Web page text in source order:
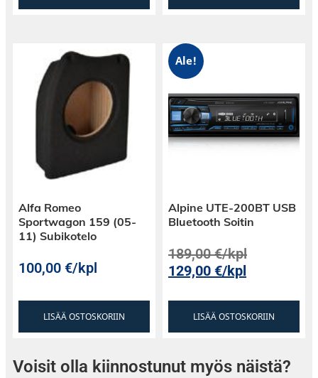
Alfa Romeo
Sportwagon 159 (05-
11) Subikotelo
100,00€/kpl
LISÄÄ OSTOSKORIIN
Ale!
Alpine UTE-200BT USB
Bluetooth Soitin
189,00€/kpl
129,00€/kpl
LISÄÄ OSTOSKORIIN
Voisit olla kiinnostunut myös näistä?